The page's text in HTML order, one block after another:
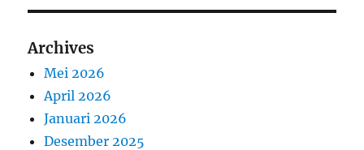
Archives
Mei 2026
April 2026
Januari 2026
Desember 2025